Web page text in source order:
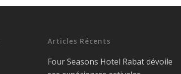
Articles Récents
Four Seasons Hotel Rabat dévoile